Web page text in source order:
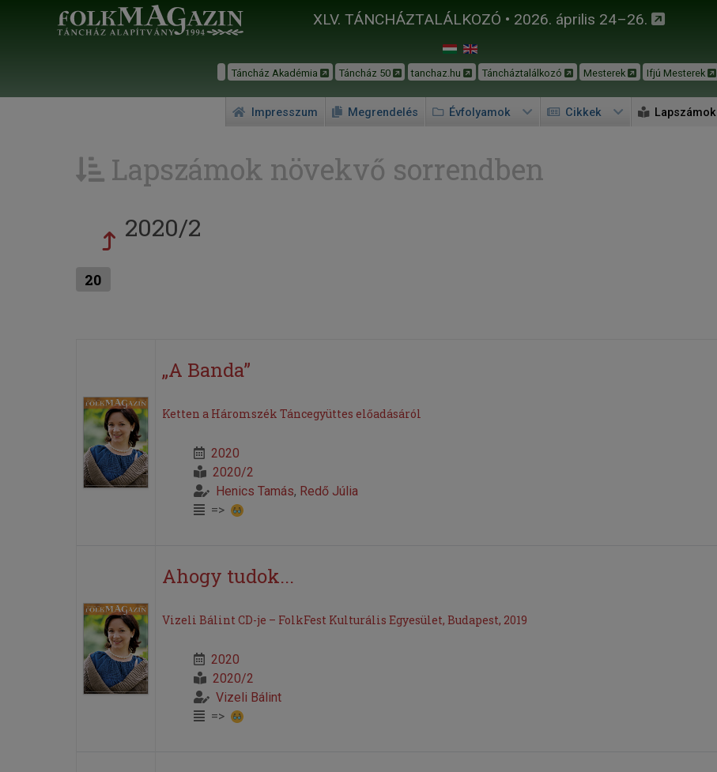
XLV. TÁNCHÁZTALÁLKOZÓ • 2026. április 24–26.
Táncház Akadémia Táncház 50 tanchaz.hu Táncháztalálkozó Mesterek Ifjú Mesterek
Impresszum Megrendelés Évfolyamok Cikkek Lapszámok
Lapszámok növekvő sorrendben
2020/2
20
„A Banda”
Ketten a Háromszék Táncegyüttes előadásáról
2020
2020/2
Henics Tamás, Redő Júlia
=>
Ahogy tudok...
Vizeli Bálint CD-je – FolkFest Kulturális Egyesület, Budapest, 2019
2020
2020/2
Vizeli Bálint
=>